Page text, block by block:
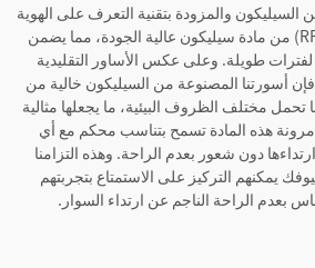
والمزودة بتقنية التعرف على الهوية
عبر الترددات الراديوية (RFID) من مادة سيليكون عالية الجودة، مما يضمن
لفترات طويلة. وعلى عكس الأساور التقليدية
أسورتنا المصنوعة من السيليكون خالية من
مختلف الظروف البيئية، ما يجعلها مثالية
هذه المادة تسمح بتناسب محكم مع أي
دون شعور بعدم الراحة. وهذه التزامنا
يمكنهم التركيز على الاستمتاع بتجربتهم
بعدم الراحة الناجم عن ارتداء السوار.